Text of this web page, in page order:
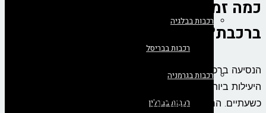
רכבות בבלגיה
רכבות בבריסל
רכבות בגרמניה
רכבות בברלין
כמה זמן נסיעה מלונדון לבריסל
ברכבת?
הנסיעה ברכבת המהירה מלונדון לבריסל היא אחת הדרכים
היעילות ביותר להתנייד בין שתי המדינות, ואורכת בממוצע
כשעתיים. הרכבות המהירות ביותר של יורוסטאר עוברות את